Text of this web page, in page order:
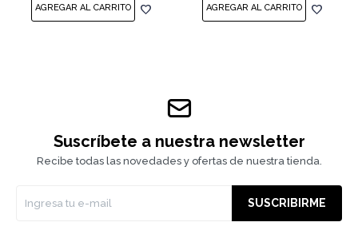
Suscríbete a nuestra newsletter
Recibe todas las novedades y ofertas de nuestra tienda.
SUSCRIBIRME